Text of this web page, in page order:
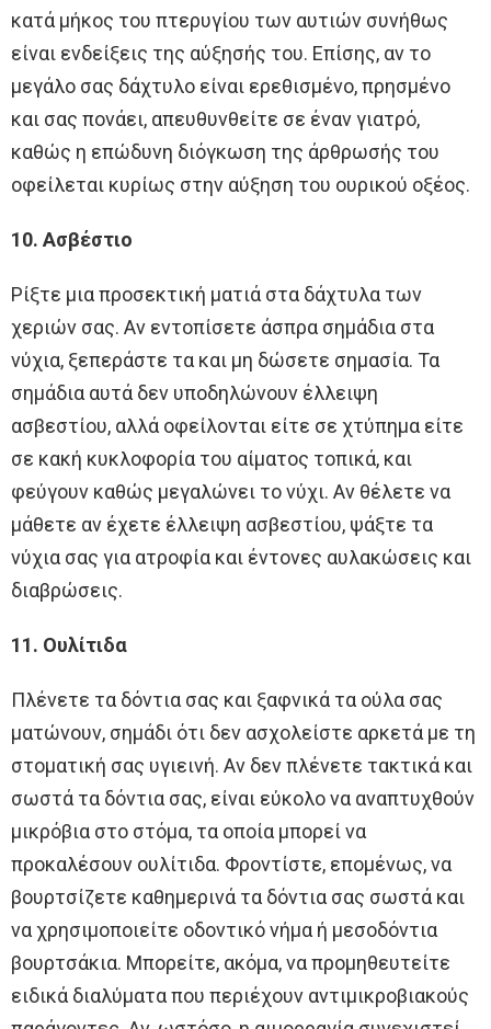
κατά μήκος του πτερυγίου των αυτιών συνήθως
είναι ενδείξεις της αύξησής του. Επίσης, αν το
μεγάλο σας δάχτυλο είναι ερεθισμένο, πρησμένο
και σας πονάει, απευθυνθείτε σε έναν γιατρό,
καθώς η επώδυνη διόγκωση της άρθρωσής του
οφείλεται κυρίως στην αύξηση του ουρικού οξέος.
10. Ασβέστιο
Ρίξτε μια προσεκτική ματιά στα δάχτυλα των
χεριών σας. Αν εντοπίσετε άσπρα σημάδια στα
νύχια, ξεπεράστε τα και μη δώσετε σημασία. Τα
σημάδια αυτά δεν υποδηλώνουν έλλειψη
ασβεστίου, αλλά οφείλονται είτε σε χτύπημα είτε
σε κακή κυκλοφορία του αίματος τοπικά, και
φεύγουν καθώς μεγαλώνει το νύχι. Αν θέλετε να
μάθετε αν έχετε έλλειψη ασβεστίου, ψάξτε τα
νύχια σας για ατροφία και έντονες αυλακώσεις και
διαβρώσεις.
11. Ουλίτιδα
Πλένετε τα δόντια σας και ξαφνικά τα ούλα σας
ματώνουν, σημάδι ότι δεν ασχολείστε αρκετά με τη
στοματική σας υγιεινή. Αν δεν πλένετε τακτικά και
σωστά τα δόντια σας, είναι εύκολο να αναπτυχθούν
μικρόβια στο στόμα, τα οποία μπορεί να
προκαλέσουν ουλίτιδα. Φροντίστε, επομένως, να
βουρτσίζετε καθημερινά τα δόντια σας σωστά και
να χρησιμοποιείτε οδοντικό νήμα ή μεσοδόντια
βουρτσάκια. Μπορείτε, ακόμα, να προμηθευτείτε
ειδικά διαλύματα που περιέχουν αντιμικροβιακούς